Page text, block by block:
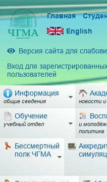
Главная
English
Версия сайта для
Вход для
пользователей
Информация
общие сведения новости
Обучение
учебный отдел
и
политика
Бессмертный
полк ЧГМА